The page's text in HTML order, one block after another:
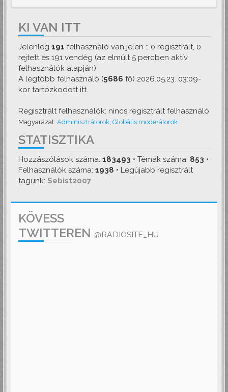
KI VAN ITT
Jelenleg 191 felhasználó van jelen :: 0 regisztrált, 0
rejtett és 191 vendég (az elmúlt 5 percben aktív
felhasználók alapján)
A legtöbb felhasználó (5686 fő) 2026.05.23. 03:09-
kor tartózkodott itt.
Regisztrált felhasználók: nincs regisztrált felhasználó
Magyarázat: Adminisztrátorok Globális moderátorok
STATISZTIKA
Hozzászólások száma: 183493 • Témák száma: 853 •
Felhasználók száma: 1938 • Legújabb regisztrált
tagunk: Sebist2007
KÖVESS
TWITTEREN @RADIOSITE_HU